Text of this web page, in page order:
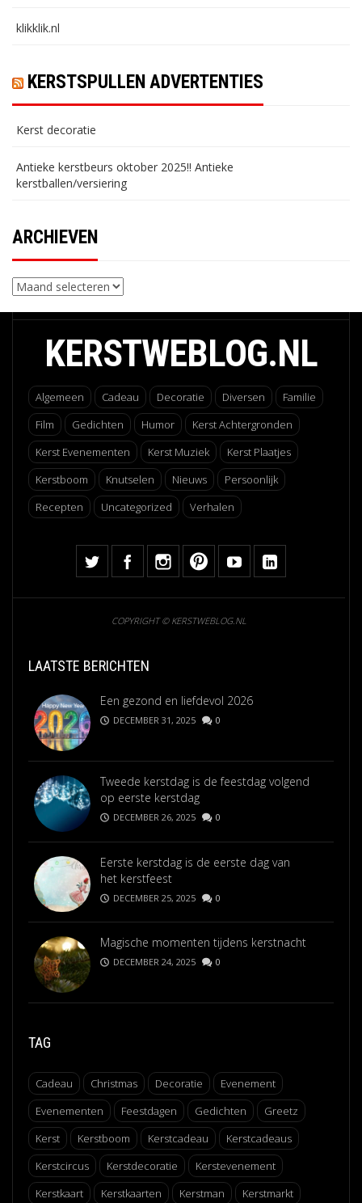
klikklik.nl
KERSTSPULLEN ADVERTENTIES
Kerst decoratie
Antieke kerstbeurs oktober 2025!! Antieke
kerstballen/versiering
ARCHIEVEN
Archieven
KERSTWEBLOG.NL
Algemeen Cadeau Decoratie Diversen
Familie
Film
Gedichten Humor
Kerst Achtergronden
Kerst Evenementen
Kerst Muziek
Kerst Plaatjes
Kerstboom
Knutselen Nieuws
Persoonlijk
Recepten
Uncategorized Verhalen
COPYRIGHT © KERSTWEBLOG.NL
LAATSTE BERICHTEN
Een gezond en liefdevol 2026
DECEMBER 31, 2025 0
Tweede kerstdag is de feestdag volgend
op eerste kerstdag
DECEMBER 26, 2025 0
Eerste kerstdag is de eerste dag van
het kerstfeest
DECEMBER 25, 2025 0
Magische momenten tijdens kerstnacht
DECEMBER 24, 2025 0
TAG
Cadeau Christmas Decoratie
Evenement
Evenementen
Feestdagen Gedichten
Greetz
Kerst
Kerstboom Kerstcadeau
Kerstcadeaus
Kerstcircus
Kerstdecoratie
Kerstevenement
Kerstkaart
Kerstkaarten Kerstman Kerstmarkt